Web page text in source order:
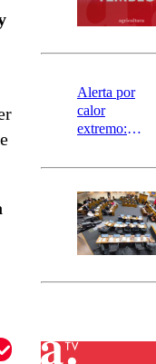
mensajería
SAE
Alerta por
calor
extremo:
activa Alerta
Preventiva en
tres comunas